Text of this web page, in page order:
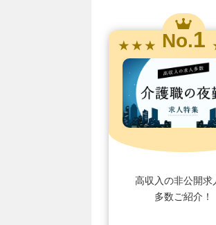
★ ★ ★ No.1
高収入の非公開求
多数ご紹介！